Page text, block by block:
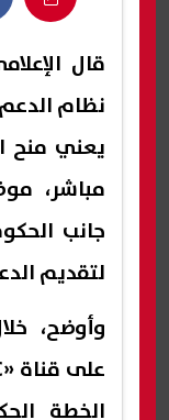
قال
نظام
يعني منح
مباشر،
جانب
لتقديم
وأوضح،
الخطة